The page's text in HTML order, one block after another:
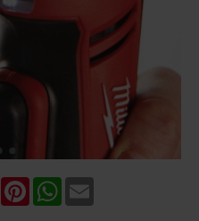
PinterestWhatsApp